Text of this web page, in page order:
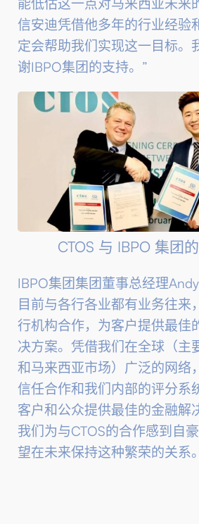
信安迪凭借他多年的行业经验
定会帮助我们实现这一目标。
谢IBPO集团的支持。”
CTOS 与 IBPO 集团
IBPO集团集团董事总经理
目前与各行各业都有业务往来
行机构合作，为客户提供最佳
决方案。凭借我们在全球（主
和马来西亚市场）广泛的网络
信任合作和我们内部的评分系
客户和公众提供最佳的金融解
我们为与CTOS的合作感到自
望在未来保持这种繁荣的关系